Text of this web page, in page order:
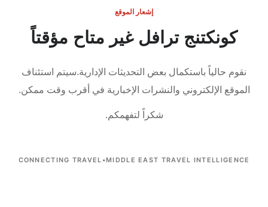
إشعار الموقع
كونكتنج ترافل غير متاح مؤقتاً
نقوم حالياً باستكمال بعض التحديثات الإدارية.سيتم استئناف
الموقع الإلكتروني والنشرات الإخبارية في أقرب وقت ممكن.
شكراً لتفهمكم.
CONNECTING TRAVEL •MIDDLE EAST TRAVEL INTELLIGENCE